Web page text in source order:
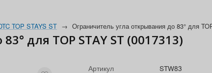
TOP STAYS ST → Ограничитель угла открывания до 83° для
для TOP STAY ST (0017313)
Артикул
STW83